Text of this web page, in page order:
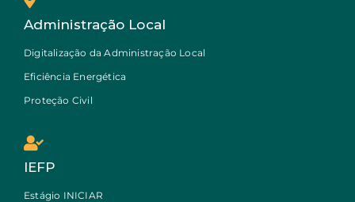
Administração Local
Digitalização da Administração Local
Eficiência Energética
Proteção Civil
IEFP
Estágio INICIAR